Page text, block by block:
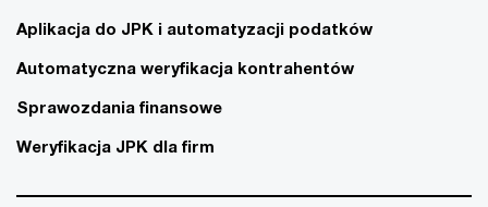
Aplikacja do JPK i automatyzacji podatków
Automatyczna weryfikacja kontrahentów
Sprawozdania finansowe
Weryfikacja JPK dla firm